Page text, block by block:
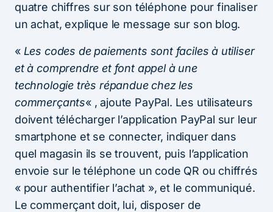
quatre chiffres sur son téléphone pour finaliser
un achat, explique le message sur son blog.
« Les codes de paiements sont faciles à utiliser
et à comprendre et font appel à une
technologie très répandue chez les
commerçants« , ajoute PayPal. Les utilisateurs
doivent télécharger l’application PayPal sur leur
smartphone et se connecter, indiquer dans
quel magasin ils se trouvent, puis l’application
envoie sur le téléphone un code QR ou chiffrés
« pour authentifier l’achat », et le communiqué.
Le commerçant doit, lui, disposer de